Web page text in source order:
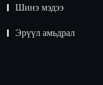
Шинэ мэдээ
Эрүүл амьдрал